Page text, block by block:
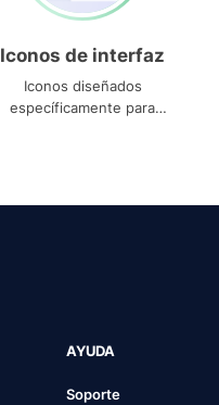
Iconos de interfaz
Iconos diseñados
específicamente para
AYUDA
Soporte